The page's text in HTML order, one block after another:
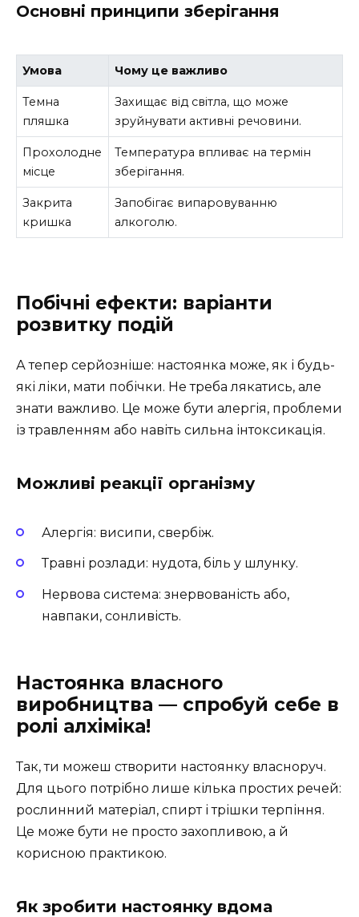
Основні принципи зберігання
Умова Чому це важливо
Темна
пляшка
Захищає від світла, що може
зруйнувати активні речовини.
Прохолодне
місце
Температура впливає на термін
зберігання.
Закрита
кришка
Запобігає випаровуванню
алкоголю.
Побічні ефекти: варіанти
розвитку подій
А тепер серйозніше: настоянка може, як і будь-
які ліки, мати побічки. Не треба лякатись, але
знати важливо. Це може бути алергія, проблеми
із травленням або навіть сильна інтоксикація.
Можливі реакції організму
Алергія: висипи, свербіж.
Травні розлади: нудота, біль у шлунку.
Нервова система: знервованість або,
навпаки, сонливість.
Настоянка власного
виробництва — спробуй себе в
ролі алхіміка!
Так, ти можеш створити настоянку власноруч.
Для цього потрібно лише кілька простих речей:
рослинний матеріал, спирт і трішки терпіння.
Це може бути не просто захопливою, а й
корисною практикою.
Як зробити настоянку вдома